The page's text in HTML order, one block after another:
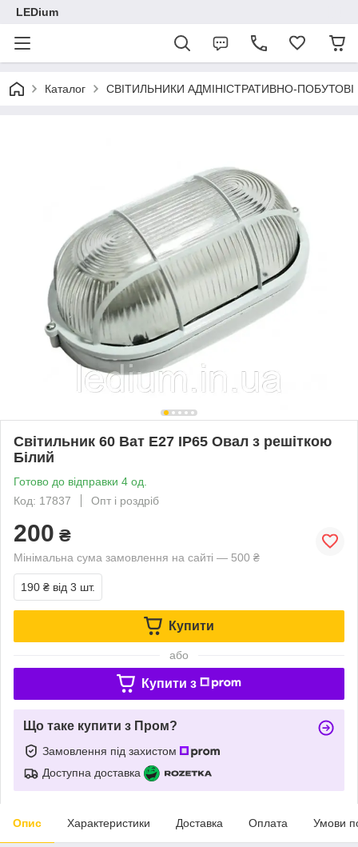
LEDium
Каталог СВІТИЛЬНИКИ АДМІНІСТРАТИВНО-ПОБУТОВІ
Світильник 60 Ват Е27 IP65 Овал з решіткою
Білий
Готово до відправки 4 од.
Код: 17837
Опт і роздріб
200 ₴
Мінімальна сума замовлення на сайті — 500 ₴
190 ₴ від 3 шт.
Купити
або
Купити з
Що таке купити з Пром?
Замовлення під захистом
Доступна доставка
Опис Характеристики Доставка Оплата Умови